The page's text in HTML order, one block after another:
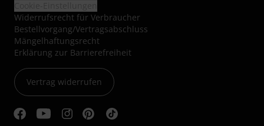
Widerrufsrecht für Verbraucher
Bestellvorgang/Vertragsabschluss
Mängelhaftungsrecht
Erklärung zur Barrierefreiheit
Vertrag widerrufen